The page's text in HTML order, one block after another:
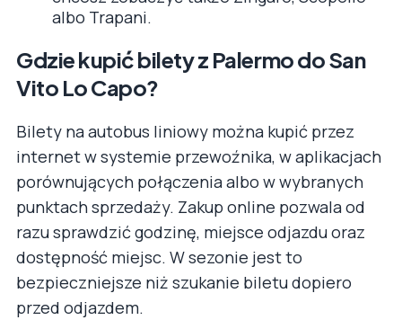
albo Trapani.
Gdzie kupić bilety z Palermo do San
Vito Lo Capo?
Bilety na autobus liniowy można kupić przez
internet w systemie przewoźnika, w aplikacjach
porównujących połączenia albo w wybranych
punktach sprzedaży. Zakup online pozwala od
razu sprawdzić godzinę, miejsce odjazdu oraz
dostępność miejsc. W sezonie jest to
bezpieczniejsze niż szukanie biletu dopiero
przed odjazdem.